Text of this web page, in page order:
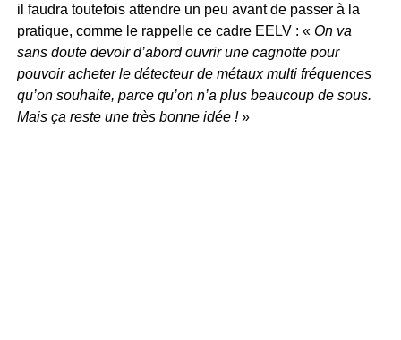
il faudra toutefois attendre un peu avant de passer à la
pratique, comme le rappelle ce cadre EELV : « On va
sans doute devoir d’abord ouvrir une cagnotte pour
pouvoir acheter le détecteur de métaux multi fréquences
qu’on souhaite, parce qu’on n’a plus beaucoup de sous.
Mais ça reste une très bonne idée !»